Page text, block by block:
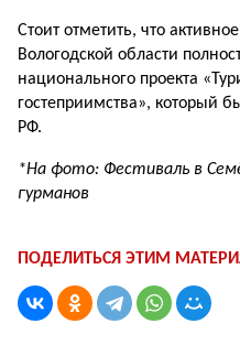
Стоит отметить, что
Вологодской области
национального проекта
гостеприимства», который
РФ.
*На фото: Фестиваль в
гурманов
ПОДЕЛИТЬСЯ ЭТИМ